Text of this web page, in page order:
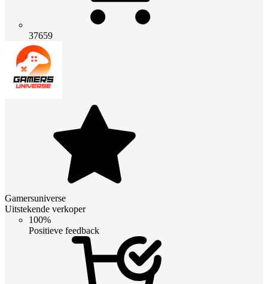
37659
Gamersuniverse
Uitstekende verkoper
100%
Positieve feedback